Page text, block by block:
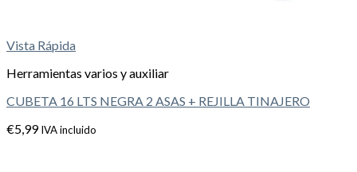
Vista Rápida
Herramientas varios y auxiliar
CUBETA 16 LTS NEGRA 2 ASAS + REJILLA TINAJERO
€5,99 IVA incluido